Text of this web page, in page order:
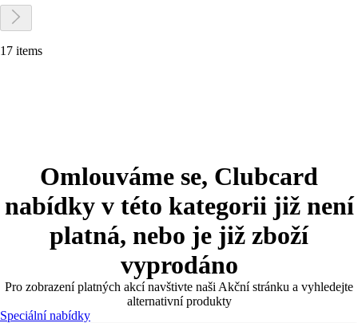
17 items
Omlouváme se, Clubcard
nabídky v této kategorii již není
platná, nebo je již zboží
vyprodáno
Pro zobrazení platných akcí navštivte naši Akční stránku a vyhledejte
alternativní produkty
Speciální nabídky